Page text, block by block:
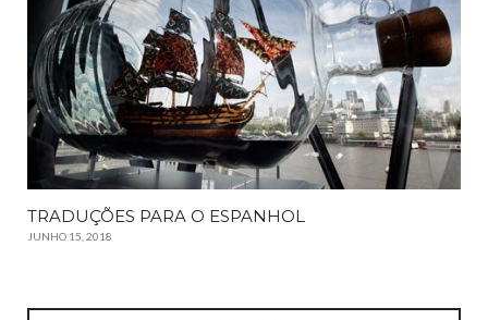
TRADUÇÕES PARA O ESPANHOL
JUNHO 15, 2018